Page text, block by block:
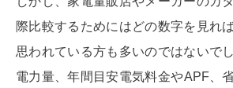
際比較するためにはどの数字を見れ
思われている方も多いのではないで
電力量、年間目安電気料金やAPF、